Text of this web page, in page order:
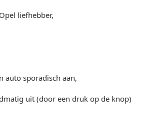
liefhebber,
auto sporadisch aan,
uit (door een druk op de knop)